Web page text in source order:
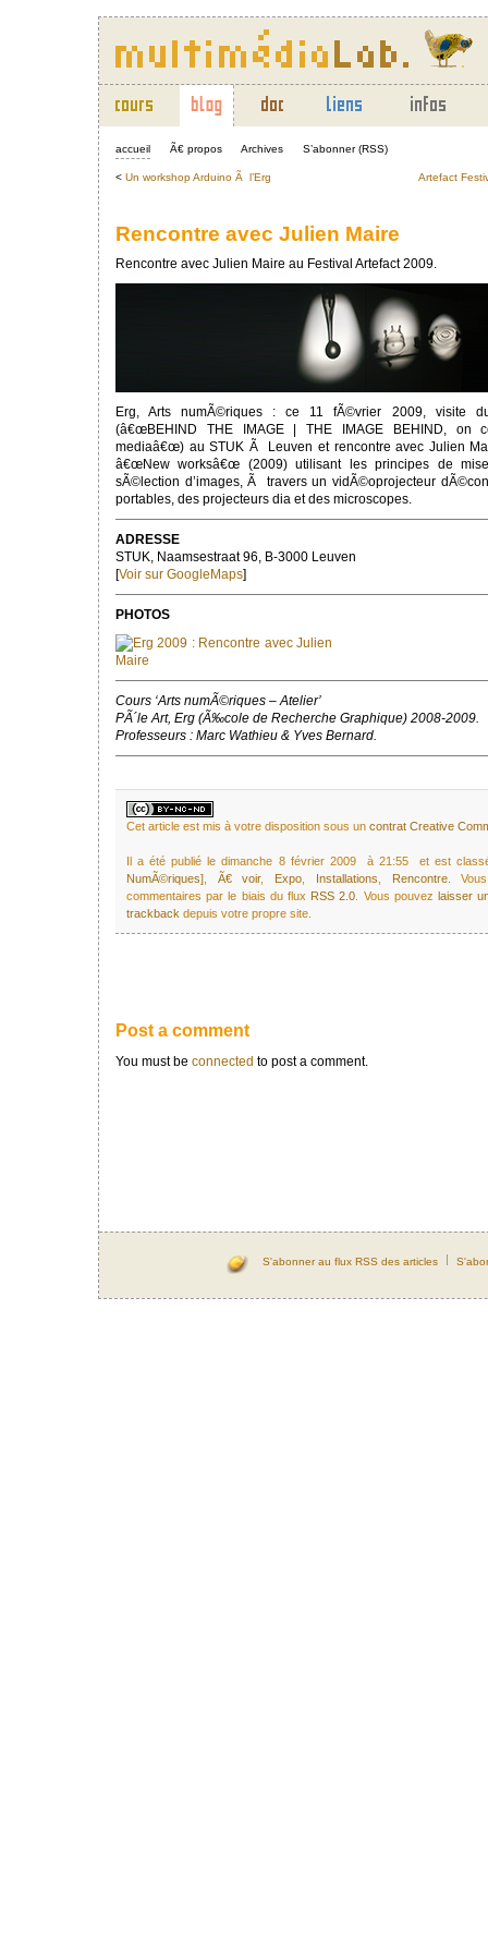
accueil Ã€ propos Archives S’abonner (RSS)
< Un workshop Arduino Ã l’Erg Artefact
Rencontre avec Julien Maire
Rencontre avec Julien Maire au Festival Artefact 2009.
Erg, Arts numÃ©riques : ce 11 fÃ©vrier 2009, visite
(â€œBEHIND THE IMAGE | THE IMAGE BEHIND, on
mediaâ€œ) au STUK Ã Leuven et rencontre avec Julien
â€œNew worksâ€œ (2009) utilisant les principes de
sÃ©lection d’images, Ã travers un vidÃ©oprojecteur
portables, des projecteurs dia et des microscopes.
ADRESSE
STUK, Naamsestraat 96, B-3000 Leuven
[Voir sur GoogleMaps]
PHOTOS
Cours ‘Arts numÃ©riques – Atelier’
PÃ´le Art, Erg (Ã‰cole de Recherche Graphique) 2008-2009.
Professeurs : Marc Wathieu & Yves Bernard.
Cet article est mis à votre disposition sous un contrat Creative
Il a été publié le dimanche 8 février 2009 à 21:55 et est
NumÃ©riques]
Ã€ voir, Expo Installations Rencontre.
commentaires par le biais du flux RSS 2.0 . Vous pouvezlaisser
trackback depuis votre propre site.
Post a comment
You must be connected to post a comment.
S'abonner au flux RSS des articles